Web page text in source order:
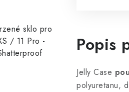
sklo pro
/ 11 Pro -
Popis
Jelly Case
polyuretanu,